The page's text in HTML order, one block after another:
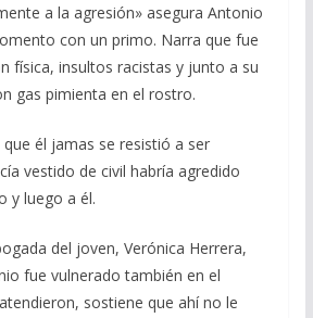
a la agresión» asegura Antonio
con un primo. Narra que fue
física, insultos racistas y junto a su
gas pimienta en el rostro.
él jamas se resistió a ser
vestido de civil habría agredido
y luego a él.
del joven, Verónica Herrera,
fue vulnerado también en el
sostiene que ahí no le